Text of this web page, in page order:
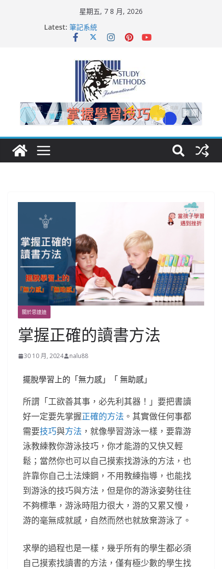
星期五, 7 8 月, 2026
Latest: 筆記系統
孩子上課注意力不集中怎麼辦？
功課太多，沒空念書， 是否該補習?
如何幫助孩子有效複習?
關於思達迪
掌握正確的讀書方法
30 10 月, 2024 nalu88
擺脫學習上的「無力感」「 無助感」
所謂「工欲善其事，必先利其器！」要把書讀
好一定要先掌握正確的方法 。 其實做任何事都
需要技巧與方法 ，就像學習游泳一樣，要靠游
泳教練教你游泳技巧，你才能游的又快又輕
鬆；當然你也可以自己摸索找游泳的方法，也
許靠你自己土法煉鋼，不用教練指導，也能找
到游泳的技巧與方法，但是你的游泳姿勢往往
不夠標準，游泳時阻力很大，游的又累又慢，
游的毫無成就感，自然而然也就放棄游泳了。
求學的過程也是一樣，幾乎所有的學生都必須
自己摸索找讀書的方法，僅有極少數的學生找